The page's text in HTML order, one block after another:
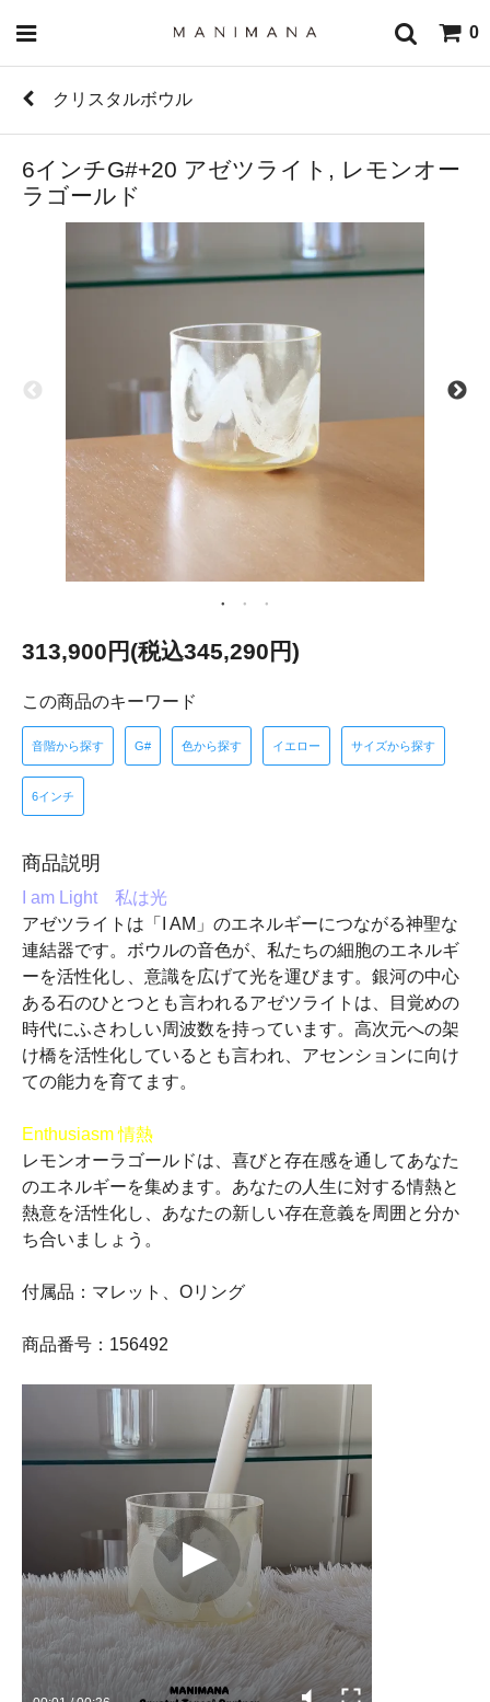
0
クリスタルボウル
6インチG#+20 アゼツライト, レモンオー
ラゴールド
313,900円(税込345,290円)
この商品のキーワード
音階から探す G# 色から探す イエロー サイズから探す
6インチ
商品説明
I am Light 私は光
アゼツライトは「I AM」のエネルギーにつながる神聖な
連結器です。ボウルの音色が、私たちの細胞のエネルギ
ーを活性化し、意識を広げて光を運びます。銀河の中心
ある石のひとつとも言われるアゼツライトは、目覚めの
時代にふさわしい周波数を持っています。高次元への架
け橋を活性化しているとも言われ、アセンションに向け
ての能力を育てます。
Enthusiasm 情熱
レモンオーラゴールドは、喜びと存在感を通してあなた
のエネルギーを集めます。あなたの人生に対する情熱と
熱意を活性化し、あなたの新しい存在意義を周囲と分か
ち合いましょう。
付属品：マレット、Oリング
商品番号：156492